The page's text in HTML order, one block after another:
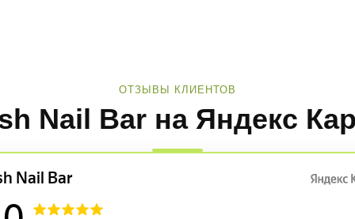
ОТЗЫВЫ КЛИЕНТОВ
Nail Bar на Яндекс